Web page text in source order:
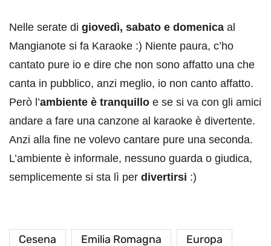
Nelle serate di giovedì, sabato e domenica al
Mangianote si fa Karaoke :) Niente paura, c’ho
cantato pure io e dire che non sono affatto una che
canta in pubblico, anzi meglio, io non canto affatto.
Però l’ambiente è tranquillo e se si va con gli amici
andare a fare una canzone al karaoke è divertente.
Anzi alla fine ne volevo cantare pure una seconda.
L’ambiente è informale, nessuno guarda o giudica,
semplicemente si sta lì per divertirsi :)
Cesena Emilia Romagna
Europa